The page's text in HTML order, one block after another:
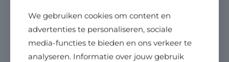
We gebruiken cookies om content en
advertenties te personaliseren, sociale
media-functies te bieden en ons verkeer te
analyseren. Informatie over jouw gebruik